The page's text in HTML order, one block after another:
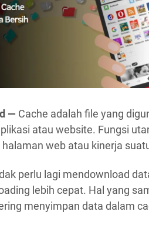
— Cache adalah file yang
atau website. Fungsi
web atau kinerja
perlu lagi mendownload
lebih cepat. Hal yang
menyimpan data dalam